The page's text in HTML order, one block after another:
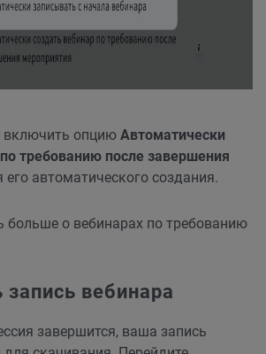
опцию Автоматически
требованию после завершения
его автоматического создания.
больше о вебинарах по требованию
запись вебинара
завершится, ваша запись